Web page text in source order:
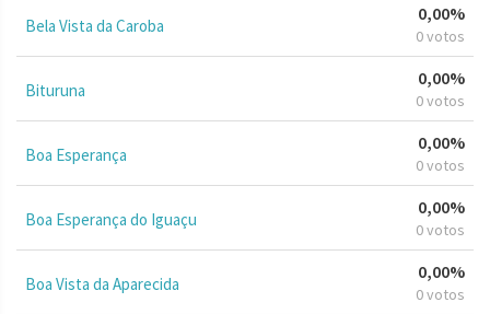
Bela Vista da Caroba
0,00%
0 votos
Bituruna
0,00%
0 votos
Boa Esperança
0,00%
0 votos
Boa Esperança do Iguaçu
0,00%
0 votos
Boa Vista da Aparecida
0,00%
0 votos